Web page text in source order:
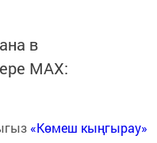
в
MАХ:
«Көмеш кыңгырау»